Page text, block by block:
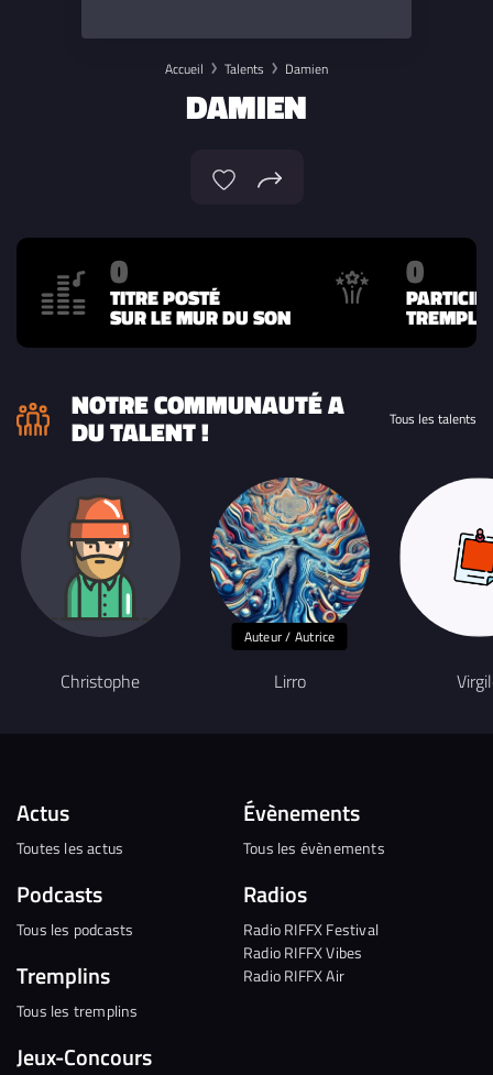
Accueil Talents Damien
DAMIEN
0
TITRE POSTÉ
SUR LE MUR DU SON
0
NOTRE COMMUNAUTÉ A
DU TALENT ! Tous les talents
Christophe
Auteur / Autrice
Lirro
Actus
Toutes les actus
Podcasts
Tous les podcasts
Tremplins
Tous les tremplins
Jeux-Concours
Évènements
Tous les évènements
Radios
Radio RIFFX Festival
Radio RIFFX Vibes
Radio RIFFX Air